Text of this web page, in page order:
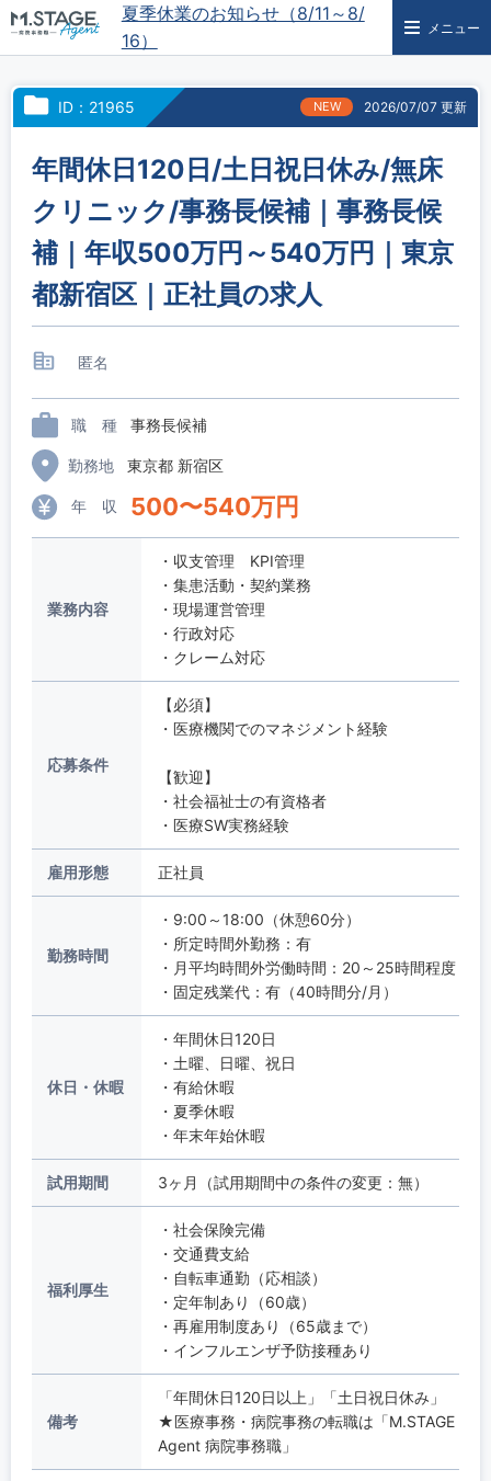
夏季休業のお知らせ（8/11～8/
16）
メニュー
ID：21965 NEW 2026/07/07 更新
年間休日120日/土日祝日休み/無床
クリニック/事務長候補｜事務長候
補｜年収500万円～540万円｜東京
都新宿区｜正社員の求人
匿名
職 種 事務長候補
勤務地 東京都 新宿区
年 収 500〜540万円
業務内容
・収支管理 KPI管理
・集患活動・契約業務
・現場運営管理
・行政対応
・クレーム対応
応募条件
【必須】
・医療機関でのマネジメント経験
【歓迎】
・社会福祉士の有資格者
・医療SW実務経験
雇用形態 正社員
勤務時間
・9:00～18:00（休憩60分）
・所定時間外勤務：有
・月平均時間外労働時間：20～25時間程度
・固定残業代：有（40時間分/月）
休日・休暇
・年間休日120日
・土曜、日曜、祝日
・有給休暇
・夏季休暇
・年末年始休暇
試用期間 3ヶ月（試用期間中の条件の変更：無）
福利厚生
・社会保険完備
・交通費支給
・自転車通勤（応相談）
・定年制あり（60歳）
・再雇用制度あり（65歳まで）
・インフルエンザ予防接種あり
備考
「年間休日120日以上」「土日祝日休み」
★医療事務・病院事務の転職は「M.STAGE
Agent 病院事務職」